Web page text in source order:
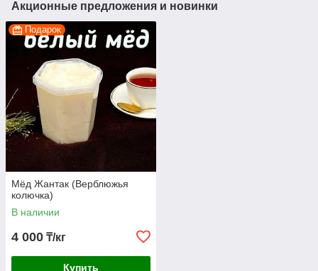
Акционные предложения и новинки
Подарок
Мёд Жантак (Верблюжья
колючка)
В наличии
4 000 ₸/кг
Купить